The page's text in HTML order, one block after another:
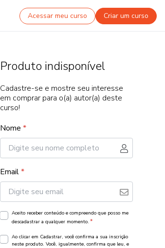
Acessar meu curso Criar um curso
Produto indisponível
Cadastre-se e mostre seu interesse
em comprar para o(a) autor(a) deste
curso!
Nome *
Email*
Aceito receber conteúdo e compreendo que posso me
descadastrar a qualquer momento. *
Ao clicar em Cadastrar, você confirma a sua inscrição
neste produto. Você, igualmente, confirma que leu, e